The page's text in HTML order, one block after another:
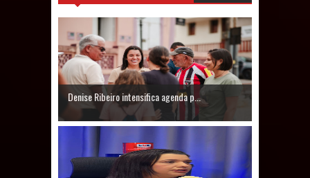
Denise Ribeiro intensifica agenda p...